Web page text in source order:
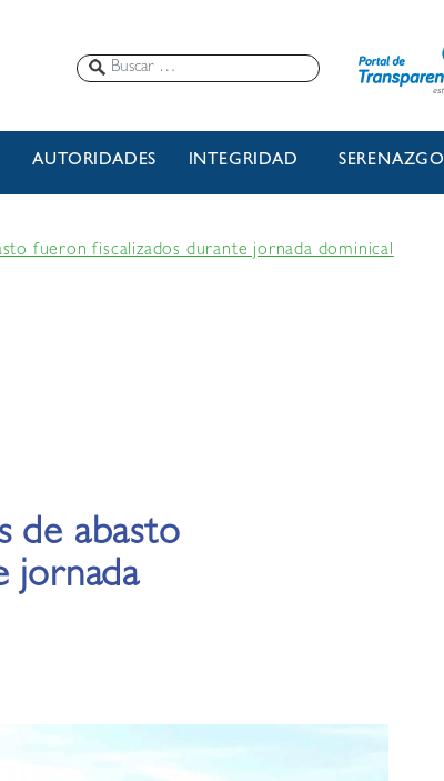
AUTORIDADES INTEGRIDAD SERENAZGO
fueron fiscalizados durante jornada dominical
de abasto
jornada